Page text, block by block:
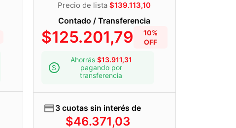
Precio de lista$139.113,10
Contado / Transferencia
$125.201,79
10%
OFF
Ahorrás $13.911,31
pagando por
transferencia
3 cuotas sin interés de
$46.371,03